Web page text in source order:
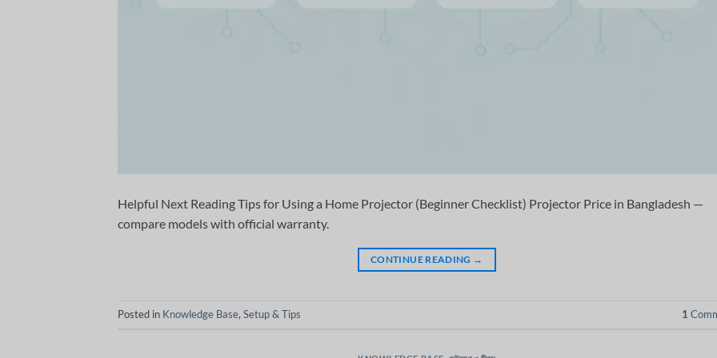
Helpful Next Reading Tips for Using a Home Projector (Beginner Checklist) Projector Price in Bangladesh —
compare models with official warranty.
CONTINUE READING →
Posted in Knowledge Base, Setup & Tips 1